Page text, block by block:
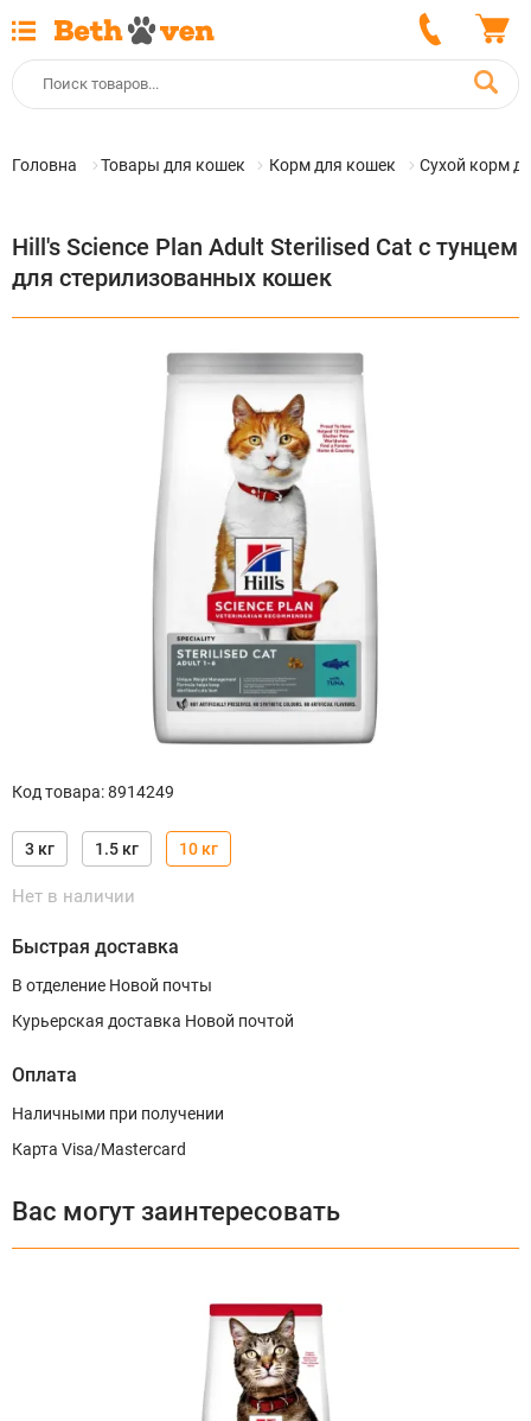
Головна Товары для кошек Корм для кошек Сухой корм
Hill's Science Plan Adult Sterilised Cat с тунцем
для стерилизованных кошек
Код товара:8914249
3 кг 1.5 кг 10 кг
Нет в наличии
Быстрая доставка
В отделение Новой почты
Курьерская доставка Новой почтой
Оплата
Наличными при получении
Карта Visa/Mastercard
Вас могут заинтересовать